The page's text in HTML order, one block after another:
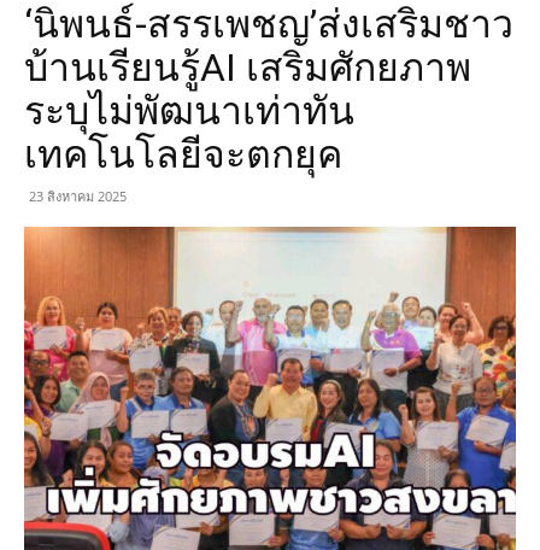
‘นิพนธ์-สรรเพชญ’ส่งเสริมชาว
บ้านเรียนรู้AI เสริมศักยภาพ
ระบุไม่พัฒนาเท่าทัน
เทคโนโลยีจะตกยุค
23 สิงหาคม 2025